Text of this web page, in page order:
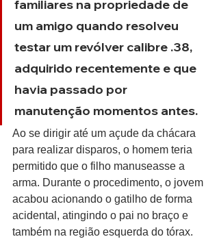
familiares na propriedade de
um amigo quando resolveu
testar um revólver calibre .38,
adquirido recentemente e que
havia passado por
manutenção momentos antes.
Ao se dirigir até um açude da chácara
para realizar disparos, o homem teria
permitido que o filho manuseasse a
arma. Durante o procedimento, o jovem
acabou acionando o gatilho de forma
acidental, atingindo o pai no braço e
também na região esquerda do tórax.